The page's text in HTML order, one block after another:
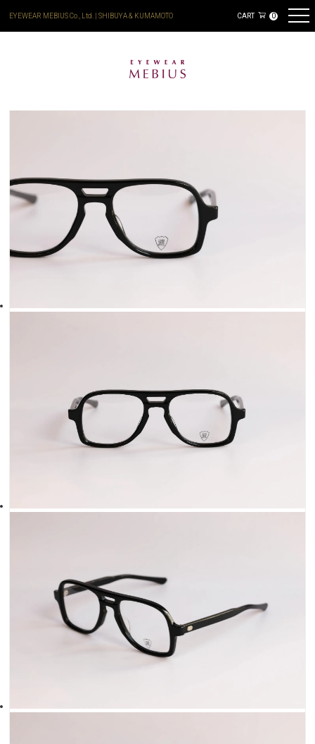
EYEWEAR MEBIUS Co., Ltd. | SHIBUYA & KUMAMOTO CART 0